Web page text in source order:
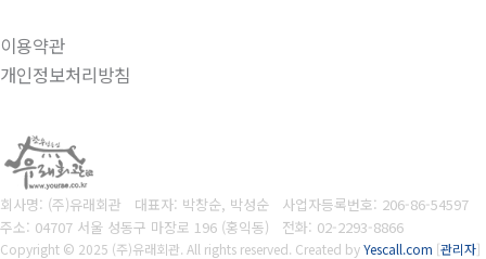
이용약관
개인정보처리방침
회사명: (주)유래회관 대표자: 박창순, 박성순 사업자등록번호: 206-86-54597
주소: 04707 서울 성동구 마장로 196 (홍익동) 전화: 02-2293-8866
Copyright © 2025 (주)유래회관. All rights reserved. Created byYescall.com [관리자]